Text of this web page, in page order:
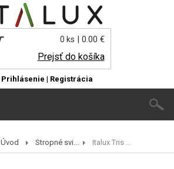
0 ks | 0.00 €
Prejsť do košíka
Prihlásenie | Registrácia
Úvod Stropné svi... Italux Tris ...